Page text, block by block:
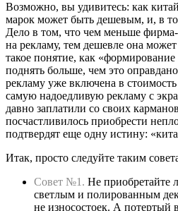
Возможно, вы удивитесь: как
марок может быть дешевым, и, в
Дело в том, что чем меньше фирма-
на рекламу, тем дешевле она
такое понятие, как
поднять больше, чем это
рекламу уже включена в
самую надоедливую рекламу с
давно заплатили со своих
посчастливилось приобрести
подтвердят еще одну истину:
Итак, просто следуйте таким
Совет №1. Не приобретайте
светлым и полированным
не износостоек. А потертый